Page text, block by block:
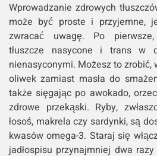
Wprowadzanie zdrowych
może być proste i przyjemne,
zwracać uwagę. Po
tłuszcze nasycone i trans w
nienasyconymi. Możesz to zrobić,
oliwek zamiast masła do
także sięgając po awokado,
zdrowe przekąski. Ryby,
łosoś, makrela czy sardynki, są
kwasów omega-3. Staraj się
jadłospisu przynajmniej dwa